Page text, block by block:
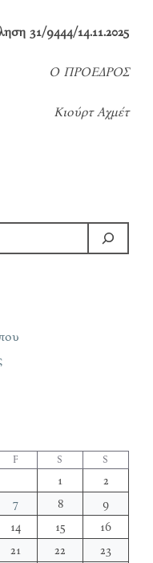
31/9444/14.11.2025
Ο ΠΡΟΕΔΡΟΣ
Κιούρτ Αχμέτ
F S S
1
2
7 8
9
14 15
16
21 22
23